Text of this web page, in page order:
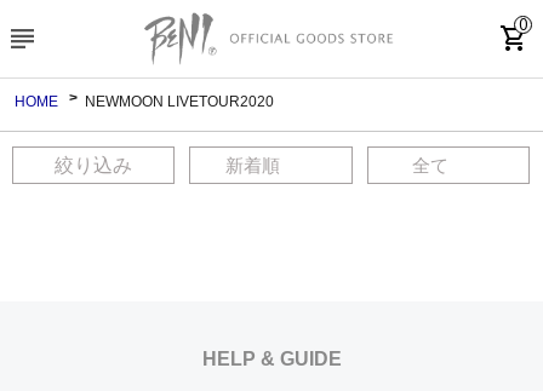
subject shopping_cart
0
HOME NEWMOON LIVETOUR2020
絞り込み
HELP & GUIDE